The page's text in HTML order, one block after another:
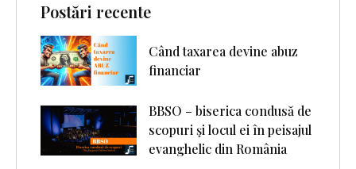
Postări recente
Când taxarea devine abuz
financiar
BBSO – biserica condusă de
scopuri şi locul ei în peisajul
evanghelic din România